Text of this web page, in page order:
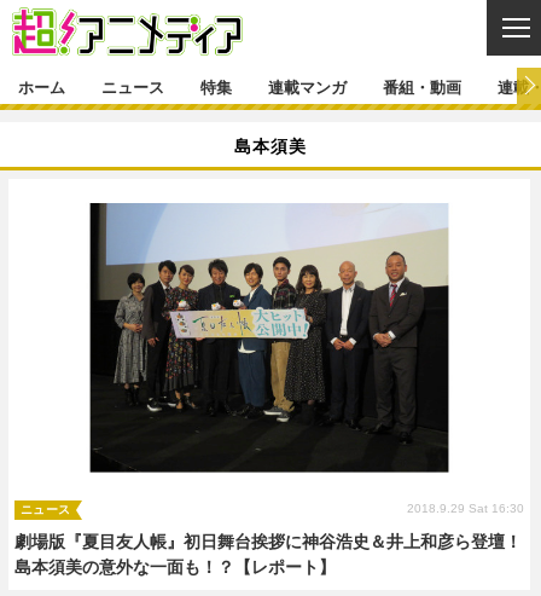
ゲーム・アプリ マンガ
映画 音楽
グッズ イベント
声優
新帝スタ
特集一覧 カバー
インタビュー レポート
ラキりす
連載マンガ一覧 連載一覧
番組・動画一覧 ラジオ
動画
連載・ブログ
連載・ブログ一覧
ホーム ニュース 特集 連載マンガ 番組・動画 連載
島本須美
劇場版『夏目友人帳』初日舞台挨拶に神谷浩史＆井上和彦ら登壇！
島本須美の意外な一面も！？【レポート】
ニュース 2018.9.29 Sat 16:30